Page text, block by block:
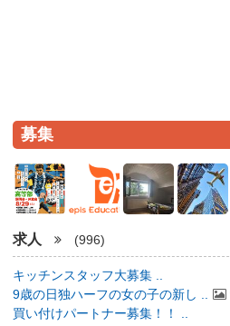
募集
求人 (996)
キッチンスタッフ大募集 ..
9歳の日独ハーフの女の子の新し ..
買い付けパートナー募集！！ ..